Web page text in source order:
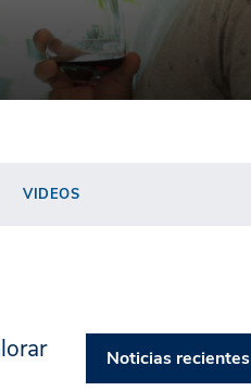
VIDEOS
Noticias recientes